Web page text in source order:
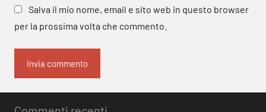
Salva il mio nome, email e sito web in questo browser
per la prossima volta che commento.